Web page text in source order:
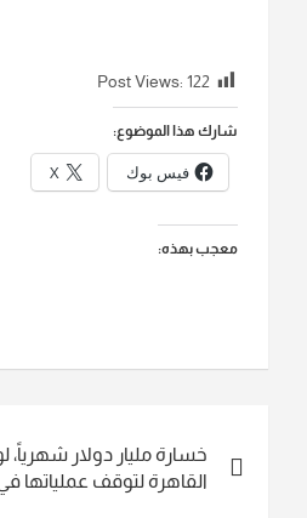
Post Views: 122
شارك هذا الموضوع:
فيس بوك X
معجب بهذه:
المقالات
خسارة مليار دولار شهرياً،
القاهرة لتوقف عملياتها